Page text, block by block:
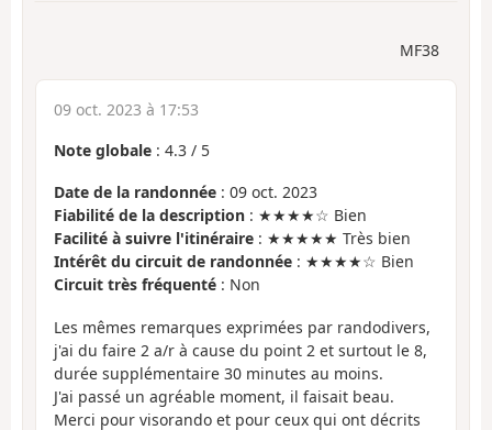
MF38
09 oct. 2023 à 17:53
Note globale : 4.3 / 5
Date de la randonnée : 09 oct. 2023
Fiabilité de la description : ★★★★☆ Bien
Facilité à suivre l'itinéraire : ★★★★★ Très bien
Intérêt du circuit de randonnée : ★★★★☆ Bien
Circuit très fréquenté : Non
Les mêmes remarques exprimées par randodivers,
j'ai du faire 2 a/r à cause du point 2 et surtout le 8,
durée supplémentaire 30 minutes au moins.
J'ai passé un agréable moment, il faisait beau.
Merci pour visorando et pour ceux qui ont décrits